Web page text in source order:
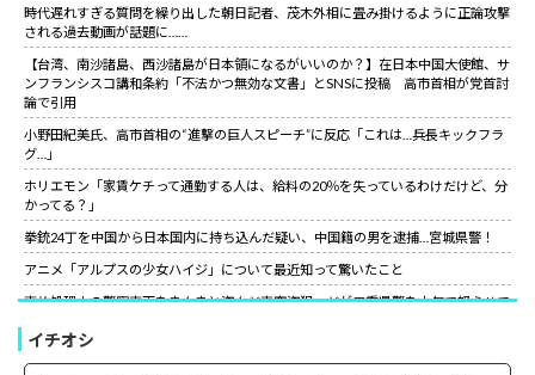
時代遅れすぎる質問を繰り出した朝日記者、茂木外相に畳み掛けるように正論攻撃
される過去動画が話題に……
【台湾、南沙諸島、西沙諸島が日本領になるがいいのか？】在日本中国大使館、サ
ンフランシスコ講和条約「不法かつ無効な文書」とSNSに投稿 高市首相が党首討
論で引用
小野田紀美氏、高市首相の“進撃の巨人スピーチ”に反応「これは…兵長キックフラ
グ…」
ホリエモン「家賃ケチって通勤する人は、給料の20％を失っているわけだけど、分
かってる？」
拳銃24丁を中国から日本国内に持ち込んだ疑い、中国籍の男を逮捕…宮城県警！
アニメ「アルプスの少女ハイジ」について最近知って驚いたこと
事故処理中の警察車両をまんまと盗んだ車窃盗犯、だが三重県警を本気で怒らせて
山上徹也が喉から手が出るほど欲しくて50万円詐欺られた拳銃を3千円で日本国内
イチオシ